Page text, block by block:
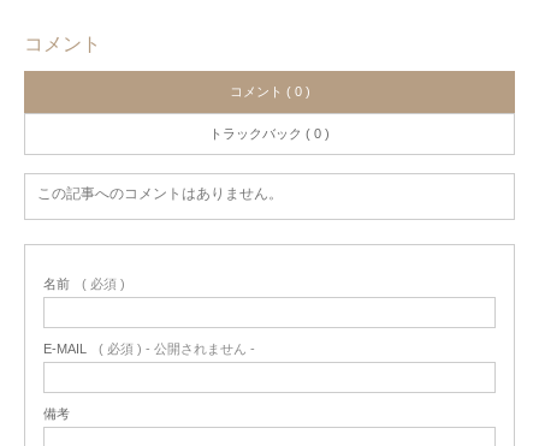
コメント
コメント ( 0 )
トラックバック ( 0 )
この記事へのコメントはありません。
名前 ( 必須 )
E-MAIL ( 必須 ) - 公開されません -
備考